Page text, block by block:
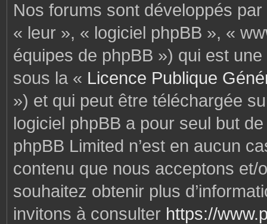
Nos forums sont développés
« leur », « logiciel phpBB », «
équipes de phpBB ») qui est
sous la « Licence Publique
») et qui peut être téléchargée
logiciel phpBB a pour seul but
phpBB Limited n’est en aucun
contenu que nous acceptons et/
souhaitez obtenir plus
invitons à consulter https://